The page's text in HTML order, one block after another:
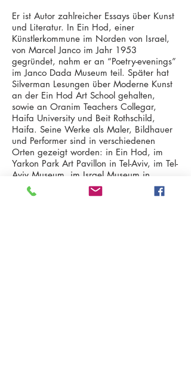
Er ist Autor zahlreicher Essays über Kunst
und Literatur. In Ein Hod, einer
Künstlerkommune im Norden von Israel,
von Marcel Janco im Jahr 1953
gegründet, nahm er an “Poetry-evenings”
im Janco Dada Museum teil. Später hat
Silverman Lesungen über Moderne Kunst
an der Ein Hod Art School gehalten,
sowie an Oranim Teachers Collegar,
Haifa University und Beit Rothschild,
Haifa. Seine Werke als Maler, Bildhauer
und Performer sind in verschiedenen
Orten gezeigt wor­den: in Ein Hod, im
Yarkon Park Art Pavillon in Tel-Aviv, im Tel-
Aviv Museum, im Israel Museum in
Jerusalem, im Magnus Museum in San
Francisco und in hebräischen